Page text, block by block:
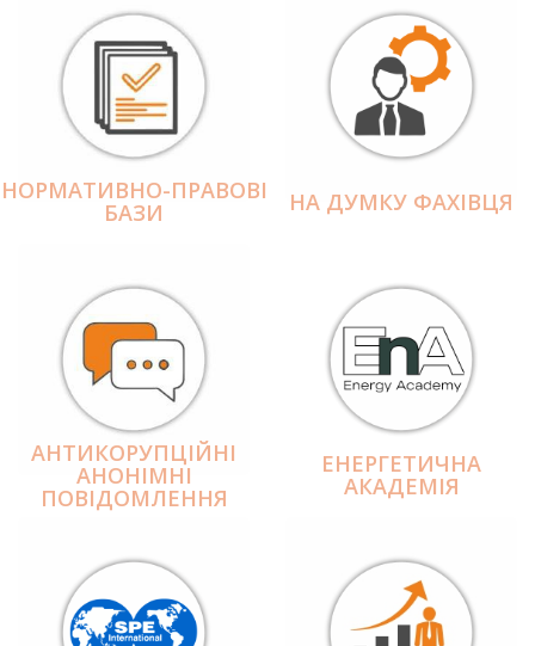
НОРМАТИВНО-ПРАВОВІ
БАЗИ НА ДУМКУ ФАХІВЦЯ
АНТИКОРУПЦІЙНІ
АНОНІМНІ
ПОВІДОМЛЕННЯ
ЕНЕРГЕТИЧНА
АКАДЕМІЯ